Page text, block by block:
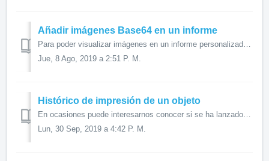
Añadir imágenes Base64 en un informe
Para poder visualizar imágenes en un informe personalizado, disponemos de la función 'fun_B64ToImage' la cual permite dada una cadena base64 almacen...
Jue, 8 Ago, 2019 a 2:51 P. M.
Histórico de impresión de un objeto
En ocasiones puede interesarnos conocer si se ha lanzado a imprimir un objeto de la aplicación. Siempre que el objeto o colección tenga un report vinculado ...
Lun, 30 Sep, 2019 a 4:42 P. M.